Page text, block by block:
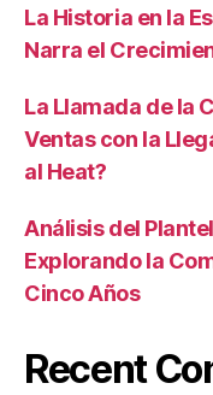
La Historia en la
Narra el
La Llamada de la
Ventas con la
al Heat?
Análisis del
Explorando la
Cinco Años
Recent